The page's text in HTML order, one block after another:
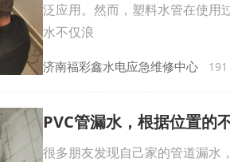
泛应用。然而，塑料水管在使用
水不仅浪
济南福彩鑫水电应急维修中心
PVC管漏水，根据位置的
很多朋友发现自己家的管道漏水